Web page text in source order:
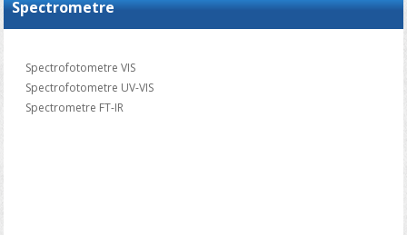
Spectrometre
Spectrofotometre VIS
Spectrofotometre UV-VIS
Spectrometre FT-IR